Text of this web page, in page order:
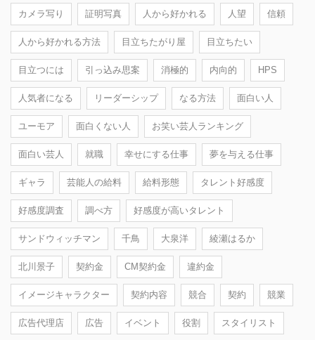
カメラ写り 証明写真 人から好かれる 人望 信頼
人から好かれる方法 目立ちたがり屋 目立ちたい
目立つには 引っ込み思案 消極的 内向的 HPS
人気者になる リーダーシップ なる方法 面白い人
ユーモア 面白くない人 お笑い芸人ランキング
面白い芸人 就職 幸せにする仕事 夢を与える仕事
ギャラ 芸能人の給料 給料形態 タレント好感度
好感度調査 調べ方 好感度が高いタレント
サンドウィッチマン 千鳥 大泉洋 綾瀬はるか
北川景子 契約金 CM契約金 違約金
イメージキャラクター 契約内容 競合 契約 競業
広告代理店 広告 イベント 役割 スタイリスト